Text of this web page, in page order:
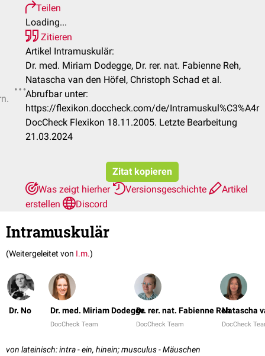
Teilen
Loading...
Zitieren
Artikel Intramuskulär:
Dr. med. Miriam Dodegge, Dr. rer. nat. Fabienne Reh,
Natascha van den Höfel, Christoph Schad et al.
Abrufbar unter:
https://flexikon.doccheck.com/de/Intramuskul%C3%A4r
DocCheck Flexikon 18.11.2005. Letzte Bearbeitung
21.03.2024
Zitat kopieren
Was zeigt hierher
Versionsgeschichte
Artikel
erstellen
Discord
Intramuskulär
(Weitergeleitet von I.m.)
Dr. No Dr. med. Miriam Dodegge
DocCheck Team
Dr. rer. nat. Fabienne Reh
DocCheck Team
Natascha
DocCheck
von lateinisch: intra - ein, hinein; musculus - Mäuschen